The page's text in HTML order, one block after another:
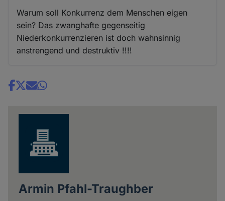
Warum soll Konkurrenz dem Menschen eigen
sein? Das zwanghafte gegenseitig
Niederkonkurrenzieren ist doch wahnsinnig
anstrengend und destruktiv !!!!
Share
Armin Pfahl-Traughber